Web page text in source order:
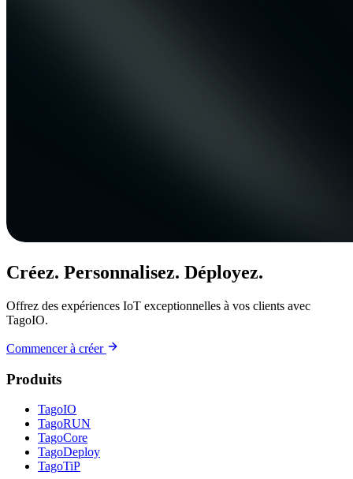
Créez. Personnalisez. Déployez.
Offrez des expériences IoT exceptionnelles à vos clients avec
TagoIO.
Commencer à créer
Produits
TagoIO
TagoRUN
TagoCore
TagoDeploy
TagoTiP